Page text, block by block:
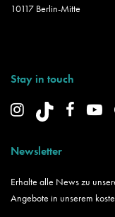
10117 Berlin-Mitte
Stay in touch
Newsletter
Erhalte alle News zu
Angebote in unserem